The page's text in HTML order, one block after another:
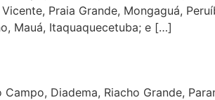
Praia Grande, Mongaguá,
Mauá, Itaquaquecetuba; e […]
Diadema, Riacho Grande,